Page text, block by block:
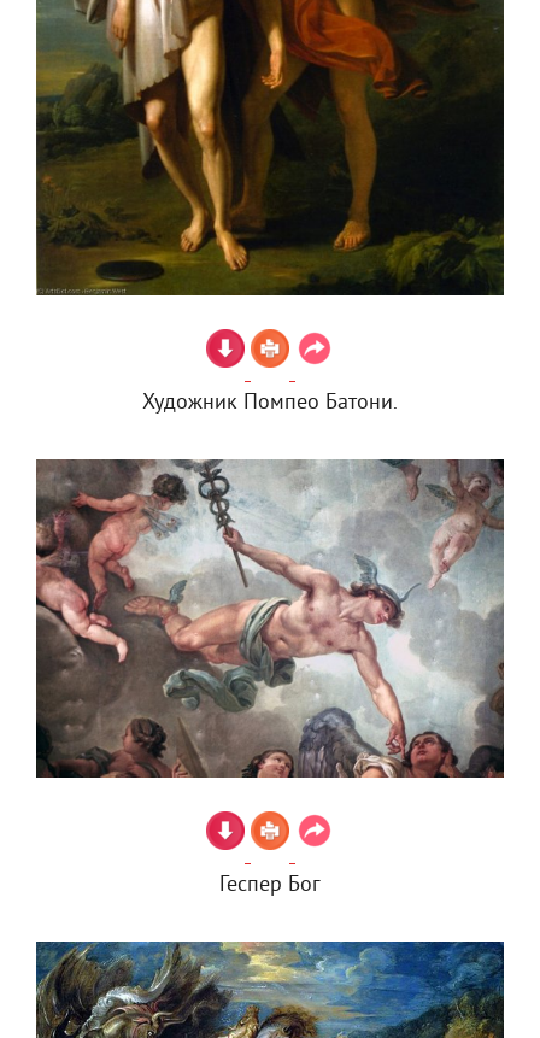
Художник Помпео Батони.
Геспер Бог